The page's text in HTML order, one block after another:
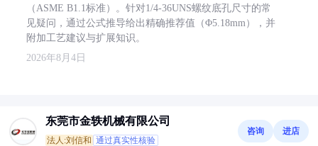
（ASME B1.1标准）。针对1/4-36UNS螺纹底孔尺寸的常
见疑问，通过公式推导给出精确推荐值（Φ5.18mm），并
附加工艺建议与扩展知识。
2026年8月4日
东莞市金轶机械有限公司
法人:刘信和 通过真实性核验
咨询 进店